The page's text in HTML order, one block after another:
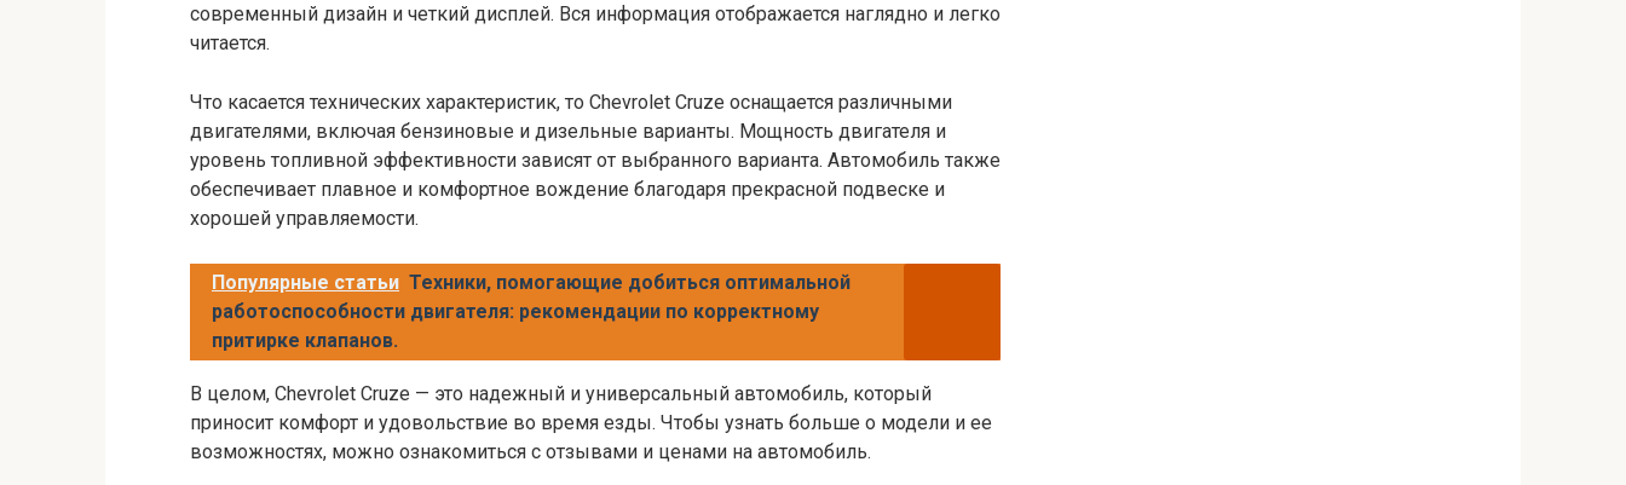
современный дизайн и четкий дисплей. Вся информация отображается наглядно и легко
читается.
Что касается технических характеристик, то Chevrolet Cruze оснащается различными
двигателями, включая бензиновые и дизельные варианты. Мощность двигателя и
уровень топливной эффективности зависят от выбранного варианта. Автомобиль также
обеспечивает плавное и комфортное вождение благодаря прекрасной подвеске и
хорошей управляемости.
Популярные статьи Техники, помогающие добиться оптимальной
работоспособности двигателя: рекомендации по корректному
притирке клапанов.
В целом, Chevrolet Cruze — это надежный и универсальный автомобиль, который
приносит комфорт и удовольствие во время езды. Чтобы узнать больше о модели и ее
возможностях, можно ознакомиться с отзывами и ценами на автомобиль.